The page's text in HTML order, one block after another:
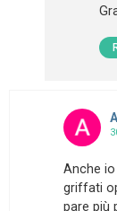
Anche
griffati
pare più